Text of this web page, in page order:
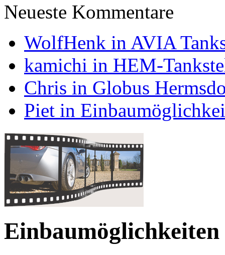
Neueste Kommentare
WolfHenk in AVIA
kamichi in HEM-
Chris in Globus
Piet in
Einbaumöglichkeiten